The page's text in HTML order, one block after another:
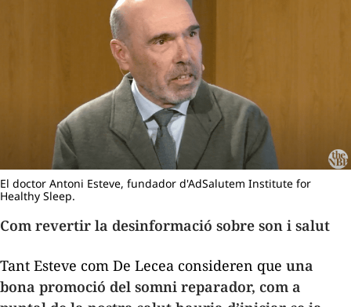
El doctor Antoni Esteve, fundador d'AdSalutem Institute for
Healthy Sleep.
Com revertir la desinformació sobre son i salut
Tant Esteve com De Lecea consideren que una
bona promoció del somni reparador, com a